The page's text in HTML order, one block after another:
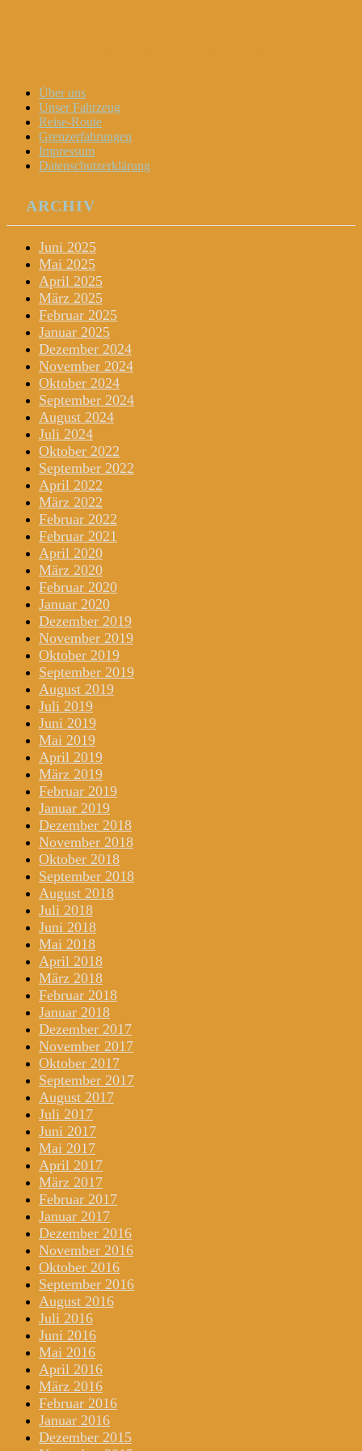
Menu
Widgets
Search
Skip
content
Über uns
Unser Fahrzeug
Reise-Route
Grenzerfahrungen
Impressum
Datenschutzerklärung
ARCHIV
Juni 2025
Mai 2025
April 2025
März 2025
Februar 2025
Januar 2025
Dezember 2024
November 2024
Oktober 2024
September 2024
August 2024
Juli 2024
Oktober 2022
September 2022
April 2022
März 2022
Februar 2022
Februar 2021
April 2020
März 2020
Februar 2020
Januar 2020
Dezember 2019
November 2019
Oktober 2019
September 2019
August 2019
Juli 2019
Juni 2019
Mai 2019
April 2019
März 2019
Februar 2019
Januar 2019
Dezember 2018
November 2018
Oktober 2018
September 2018
August 2018
Juli 2018
Juni 2018
Mai 2018
April 2018
März 2018
Februar 2018
Januar 2018
Dezember 2017
November 2017
Oktober 2017
September 2017
August 2017
Juli 2017
Juni 2017
Mai 2017
April 2017
März 2017
Februar 2017
Januar 2017
Dezember 2016
November 2016
Oktober 2016
September 2016
August 2016
Juli 2016
Juni 2016
Mai 2016
April 2016
März 2016
Februar 2016
Januar 2016
Dezember 2015